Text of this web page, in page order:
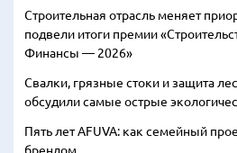
Строительная отрасль меняет
подвели итоги премии
Финансы — 2026»
Свалки, грязные стоки и защита
обсудили самые острые
Пять лет AFUVA: как семейный
брендом